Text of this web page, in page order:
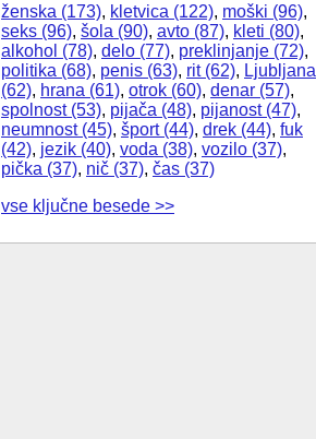
ženska (173), kletvica (122), moški (96),
seks (96), šola (90), avto (87), kleti (80),
alkohol (78), delo (77), preklinjanje (72),
politika (68), penis (63), rit (62), Ljubljana
(62), hrana (61), otrok (60), denar (57),
spolnost (53), pijača (48), pijanost (47),
neumnost (45), šport (44), drek (44), fuk
(42), jezik (40), voda (38), vozilo (37),
pička (37), nič (37), čas (37)
vse ključne besede >>